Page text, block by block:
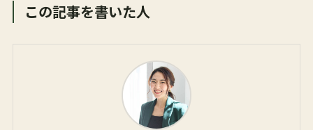
この記事を書いた人